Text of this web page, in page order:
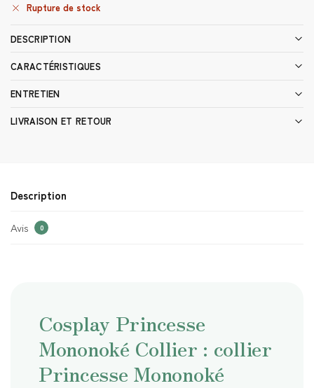
Rupture de stock
DESCRIPTION
CARACTÉRISTIQUES
ENTRETIEN
LIVRAISON ET RETOUR
Description
Avis 0
Cosplay Princesse
Mononoké Collier : collier
Princesse Mononoké